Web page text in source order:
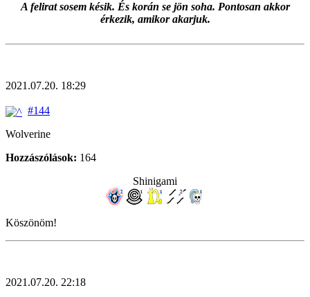
A felirat sosem késik. És korán se jön soha. Pontosan akkor
érkezik, amikor akarjuk.
2021.07.20. 18:29
#144
Wolverine
Hozzászólások: 164
Shinigami
Köszönöm!
2021.07.20. 22:18